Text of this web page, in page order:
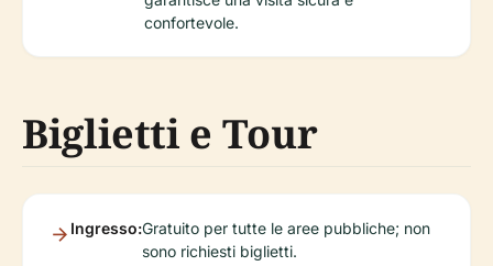
confortevole.
Biglietti e Tour
Ingresso:Gratuito per tutte le aree pubbliche; non
sono richiesti biglietti.